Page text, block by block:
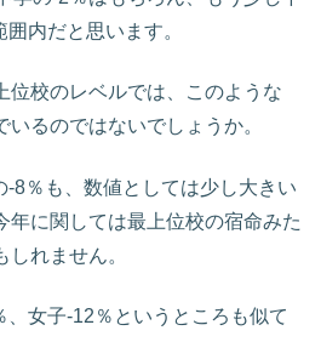
内だと思います。
位校のレベルでは、このような
るのではないでしょうか。
8％も、数値としては少し大きい
年に関しては最上位校の宿命みた
れません。
女子-12％というところも似て